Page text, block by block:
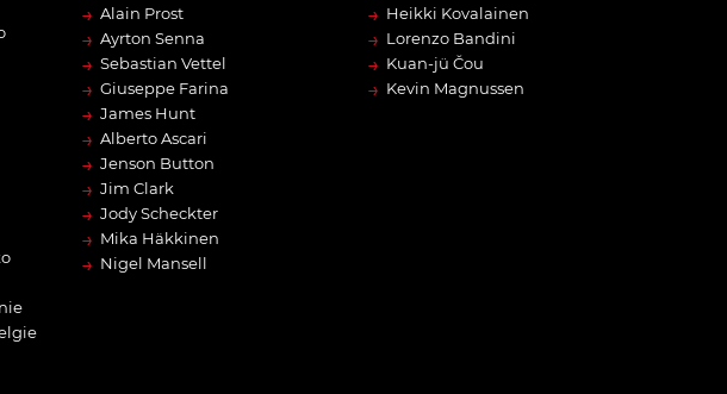
→ Alain Prost
→ Ayrton Senna
→ Sebastian Vettel
→ Giuseppe Farina
→ James Hunt
→ Alberto Ascari
→ Jenson Button
→ Jim Clark
→ Jody Scheckter
→ Mika Häkkinen
→ Nigel Mansell
→ Heikki Kovalainen
→ Lorenzo Bandini
→ Kuan-jü Čou
→ Kevin Magnussen